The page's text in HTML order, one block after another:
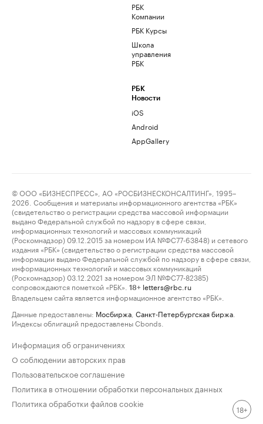
РБК
Компании
РБК Курсы
Школа
управления
РБК
РБК
Новости
iOS
Android
AppGallery
© ООО «БИЗНЕСПРЕСС», АО «РОСБИЗНЕСКОНСАЛТИНГ», 1995–
2026. Сообщения и материалы информационного агентства «РБК»
(свидетельство о регистрации средства массовой информации
выдано Федеральной службой по надзору в сфере связи,
информационных технологий и массовых коммуникаций
(Роскомнадзор) 09.12.2015 за номером ИА №ФС77-63848) и сетевого
издания «РБК» (свидетельство о регистрации средства массовой
информации выдано Федеральной службой по надзору в сфере связи,
информационных технологий и массовых коммуникаций
(Роскомнадзор) 03.12.2021 за номером ЭЛ №ФС77-82385)
сопровождаются пометкой «РБК».
18+ letters@rbc.ru
Владельцем сайта является информационное агентство «РБК».
Данные предоставлены: Мосбиржа Санкт-Петербургская биржа
Индексы облигаций предоставлены Cbonds.
Информация об ограничениях
О соблюдении авторских прав
Пользовательское соглашение
Политика в отношении обработки персональных данных
Политика обработки файлов cookie
18+